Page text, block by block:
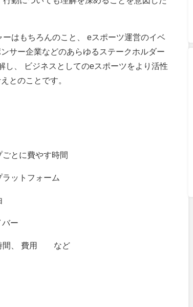
はもちろんのこと、 eスポーツ運営のイベ
サー企業などのあらゆるステークホルダー
し、 ビジネスとしてのeスポーツをより活性
とのことです。
ごとに費やす時間
ラットフォーム
バー
時間、 費用 など